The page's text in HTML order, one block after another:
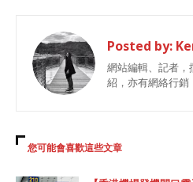
Posted by:
網站編輯、記者，
紹，亦有網絡行銷
您可能會喜歡這些文章